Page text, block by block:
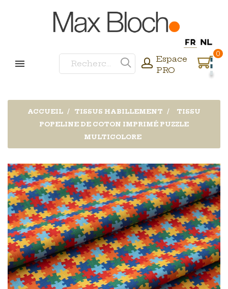
Espace
PRO
0
ACCUEIL TISSUS HABILLEMENT
TISSU
POPELINE DE COTON IMPRIMÉ PUZZLE
MULTICOLORE